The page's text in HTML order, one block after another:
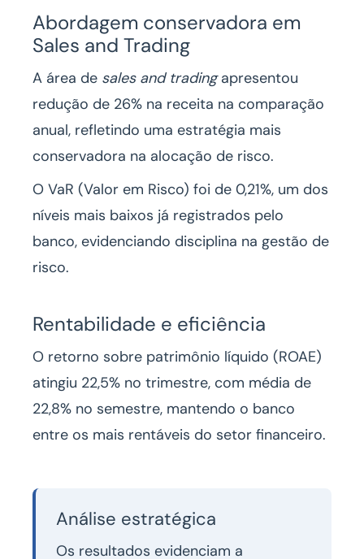
Abordagem conservadora em
Sales and Trading
A área de sales and tradingapresentou
redução de 26% na receita na comparação
anual, refletindo uma estratégia mais
conservadora na alocação de risco.
O VaR (Valor em Risco) foi de 0,21%, um dos
níveis mais baixos já registrados pelo
banco, evidenciando disciplina na gestão de
risco.
Rentabilidade e eficiência
O retorno sobre patrimônio líquido (ROAE)
atingiu 22,5% no trimestre, com média de
22,8% no semestre, mantendo o banco
entre os mais rentáveis do setor financeiro.
Análise estratégica
Os resultados evidenciam a